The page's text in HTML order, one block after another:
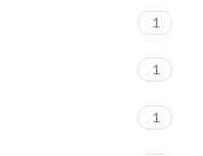
1
1
1